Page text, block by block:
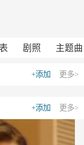
剧照 主题曲
更多>
+添加
更多>
+添加